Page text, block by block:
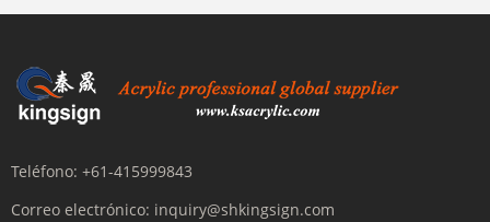
Teléfono: +61-415999843
Correo electrónico: inquiry@shkingsign.com